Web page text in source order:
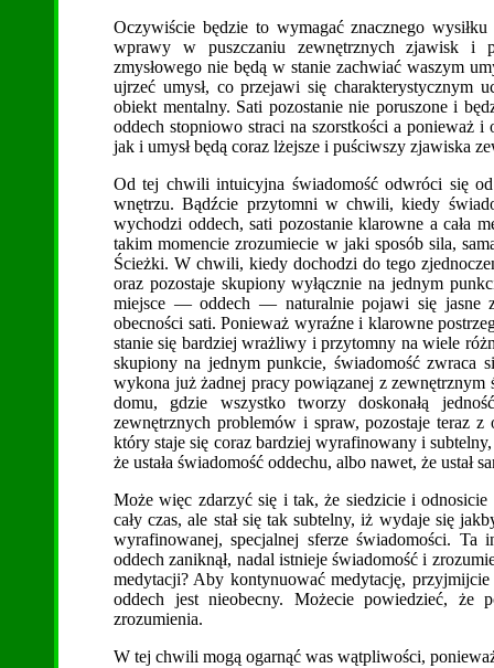
Oczywiście będzie to wymagać znacznego
wprawy w puszczaniu zewnętrznych zjawisk i
zmysłowego nie będą w stanie zachwiać waszym
ujrzeć umysł, co przejawi się charakterystycznym
obiekt mentalny. Sati pozostanie nie poruszone i
oddech stopniowo straci na szorstkości a ponieważ
jak i umysł będą coraz lżejsze i puściwszy zjawiska
Od tej chwili intuicyjna świadomość odwróci się
wnętrzu. Bądźcie przytomni w chwili, kiedy
wychodzi oddech, sati pozostanie klarowne a cała
takim momencie zrozumiecie w jaki sposób sila,
Ścieżki. W chwili, kiedy dochodzi do tego
oraz pozostaje skupiony wyłącznie na jednym
miejsce — oddech — naturalnie pojawi się jasne
obecności sati. Ponieważ wyraźne i klarowne
stanie się bardziej wrażliwy i przytomny na wiele
skupiony na jednym punkcie, świadomość zwraca
wykona już żadnej pracy powiązanej z
domu, gdzie wszystko tworzy doskonałą
zewnętrznych problemów i spraw, pozostaje teraz
który staje się coraz bardziej wyrafinowany i
że ustała świadomość oddechu, albo nawet, że ustał
Może więc zdarzyć się i tak, że siedzicie i
cały czas, ale stał się tak subtelny, iż wydaje się
wyrafinowanej, specjalnej sferze świadomości.
oddech zaniknął, nadal istnieje świadomość i
medytacji? Aby kontynuować medytację,
oddech jest nieobecny. Możecie powiedzieć, że
zrozumienia.
W tej chwili mogą ogarnąć was wątpliwości,